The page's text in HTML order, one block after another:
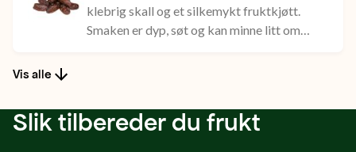
klebrig skall og et silkemykt fruktkjøtt.
Smaken er dyp, søt og kan minne litt om
Vis alle
Slik tilbereder du frukt